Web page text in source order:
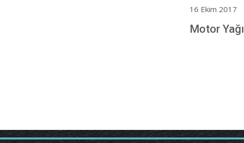
16 Ekim 2017
Motor Yağı